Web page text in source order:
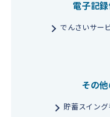
電子記
でんさいサー
その
貯蓄スイング